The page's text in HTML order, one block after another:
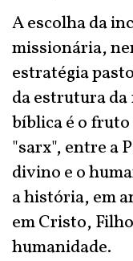
A escolha da
missionária,
estratégia
da estrutura da
bíblica é o
"sarx", entre a
divino e o
a história, em
em Cristo,
humanidade.